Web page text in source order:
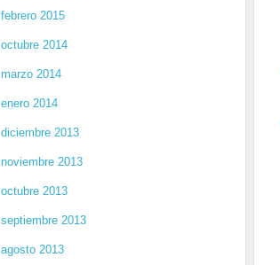
febrero 2015
octubre 2014
marzo 2014
enero 2014
diciembre 2013
noviembre 2013
octubre 2013
septiembre 2013
agosto 2013